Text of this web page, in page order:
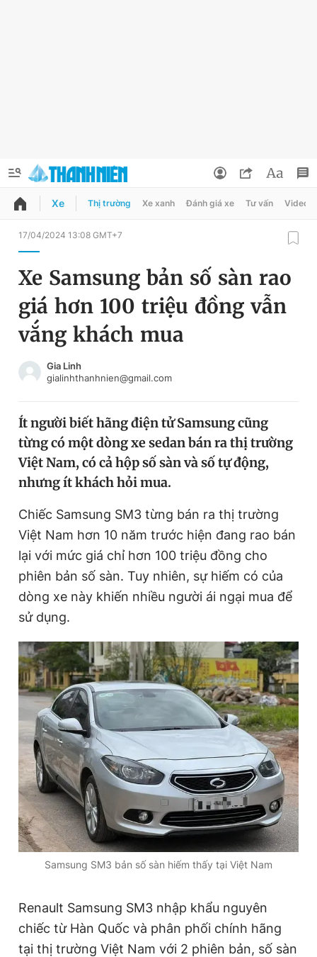
QUẢNG CÁO
Chuyên mục
Chuyên mục khác
Chào ngày mới
Video Magazine
Sản phẩm khác
Tiện ích Bạn cần biết
Thông tin tòa soạn Liên hệ quảng cáo
Đọc Thanh Niên trên điện thoại
Theo dõi báo trên
Hotline
0906 645 777
Liên hệ quảng cáo
0908 780 404
Đặt báo Quảng cáo RSS Tòa soạn Chính sách bảo
Phó tổng biên tập thường trực: Hải Thành
Phó tổng biên tập: Lâm Hiếu Dũng
Phó tổng biên tập: Trần Việt Hưng
Tổng thư ký tòa soạn: Đức Trung
Đổi mật khẩu
Tin đã lưu
Tin đã xem
Đăng xuất
Xe Thị trường Xe xanh Đánh giá xe Tư vấn Video
17/04/2024 13:08 GMT+7
Xe Samsung bản số sàn rao
giá hơn 100 triệu đồng vẫn
vắng khách mua
Gia Linh
gialinhthanhnien@gmail.com
Ít người biết hãng điện tử Samsung cũng
từng có một dòng xe sedan bán ra thị trường
Việt Nam, có cả hộp số sàn và số tự động,
nhưng ít khách hỏi mua.
Chiếc Samsung SM3 từng bán ra thị trường
Việt Nam hơn 10 năm trước hiện đang rao bán
lại với mức giá chỉ hơn 100 triệu đồng cho
phiên bản số sàn. Tuy nhiên, sự hiếm có của
dòng xe này khiến nhiều người ái ngại mua để
sử dụng.
Samsung SM3 bản số sàn hiếm thấy tại Việt Nam
Renault Samsung SM3 nhập khẩu nguyên
chiếc từ Hàn Quốc và phân phối chính hãng
tại thị trường Việt Nam với 2 phiên bản, số sàn